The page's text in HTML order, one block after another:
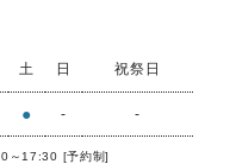
土 日 祝祭日
● - -
17:30 [予約制]